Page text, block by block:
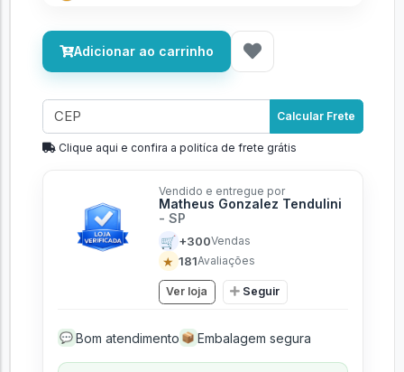
Adicionar ao carrinho
Calcular Frete
Clique aqui e confira a politíca de frete grátis
Vendido e entregue por
Matheus Gonzalez Tendulini
- SP
🛒 +300Vendas
★ 181Avaliações
Ver loja Seguir
💬 Bom atendimento 📦 Embalagem segura